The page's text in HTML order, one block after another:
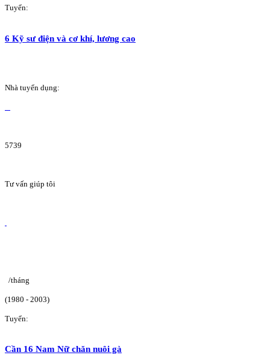
Tuyển:
6 Kỹ sư điện và cơ khí, lương cao
Nhà tuyển dụng:
5739
Tư vấn giúp tôi
/tháng
(1980 - 2003)
Tuyển:
Cần 16 Nam Nữ chăn nuôi gà